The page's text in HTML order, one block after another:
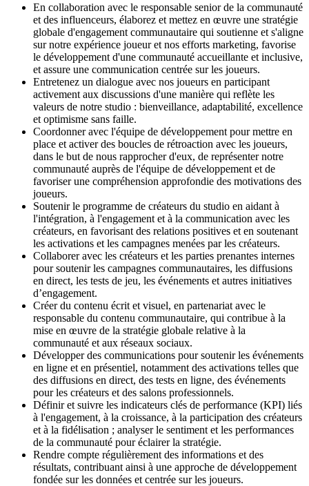
En collaboration avec le responsable senior de la communauté
et des influenceurs, élaborez et mettez en œuvre une stratégie
globale d'engagement communautaire qui soutienne et s'aligne
sur notre expérience joueur et nos efforts marketing, favorise
le développement d'une communauté accueillante et inclusive,
et assure une communication centrée sur les joueurs.
Entretenez un dialogue avec nos joueurs en participant
activement aux discussions d'une manière qui reflète les
valeurs de notre studio : bienveillance, adaptabilité, excellence
et optimisme sans faille.
Coordonner avec l'équipe de développement pour mettre en
place et activer des boucles de rétroaction avec les joueurs,
dans le but de nous rapprocher d'eux, de représenter notre
communauté auprès de l'équipe de développement et de
favoriser une compréhension approfondie des motivations des
joueurs.
Soutenir le programme de créateurs du studio en aidant à
l'intégration, à l'engagement et à la communication avec les
créateurs, en favorisant des relations positives et en soutenant
les activations et les campagnes menées par les créateurs.
Collaborer avec les créateurs et les parties prenantes internes
pour soutenir les campagnes communautaires, les diffusions
en direct, les tests de jeu, les événements et autres initiatives
d’engagement.
Créer du contenu écrit et visuel, en partenariat avec le
responsable du contenu communautaire, qui contribue à la
mise en œuvre de la stratégie globale relative à la
communauté et aux réseaux sociaux.
Développer des communications pour soutenir les événements
en ligne et en présentiel, notamment des activations telles que
des diffusions en direct, des tests en ligne, des événements
pour les créateurs et des salons professionnels.
Définir et suivre les indicateurs clés de performance (KPI) liés
à l'engagement, à la croissance, à la participation des créateurs
et à la fidélisation ; analyser le sentiment et les performances
de la communauté pour éclairer la stratégie.
Rendre compte régulièrement des informations et des
résultats, contribuant ainsi à une approche de développement
fondée sur les données et centrée sur les joueurs.